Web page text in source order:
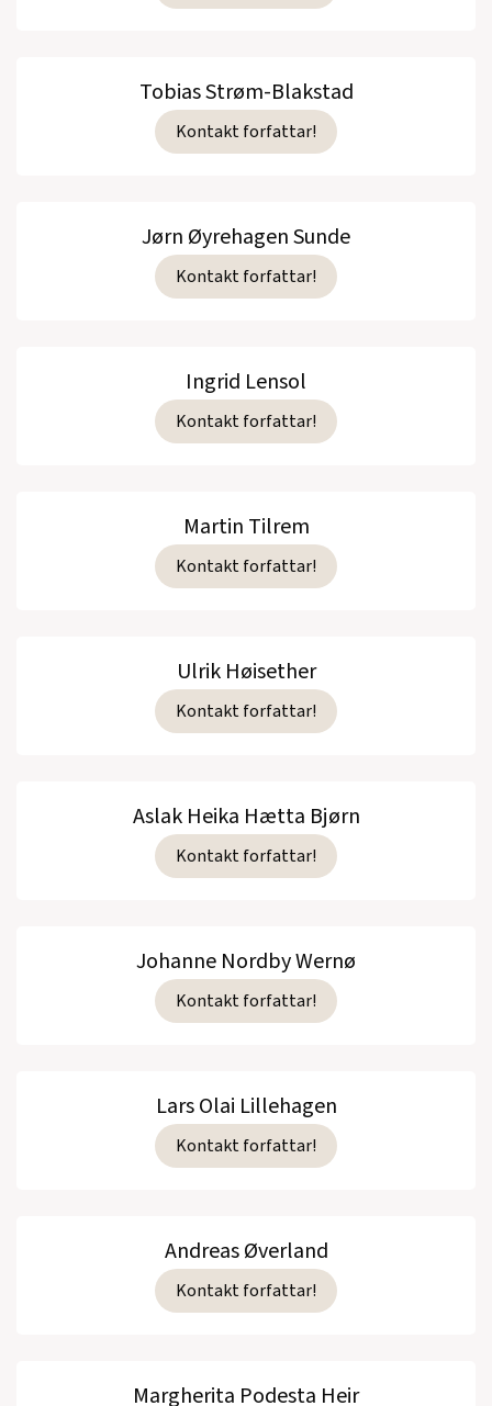
Tobias Strøm-Blakstad
Kontakt forfattar!
Jørn Øyrehagen Sunde
Kontakt forfattar!
Ingrid Lensol
Kontakt forfattar!
Martin Tilrem
Kontakt forfattar!
Ulrik Høisether
Kontakt forfattar!
Aslak Heika Hætta Bjørn
Kontakt forfattar!
Johanne Nordby Wernø
Kontakt forfattar!
Lars Olai Lillehagen
Kontakt forfattar!
Andreas Øverland
Kontakt forfattar!
Margherita Podesta Heir